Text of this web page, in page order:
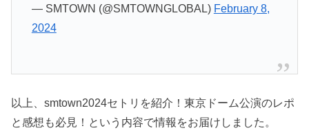
— SMTOWN (@SMTOWNGLOBAL) February 8,
2024
以上、smtown2024セトリを紹介！東京ドーム公演のレポ
と感想も必見！という内容で情報をお届けしました。